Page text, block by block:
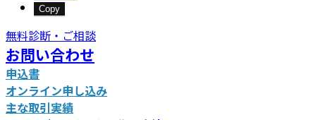
Copy
無料診断・ご相談
お問い合わせ
申込書
オンライン申し込み
主な取引実績